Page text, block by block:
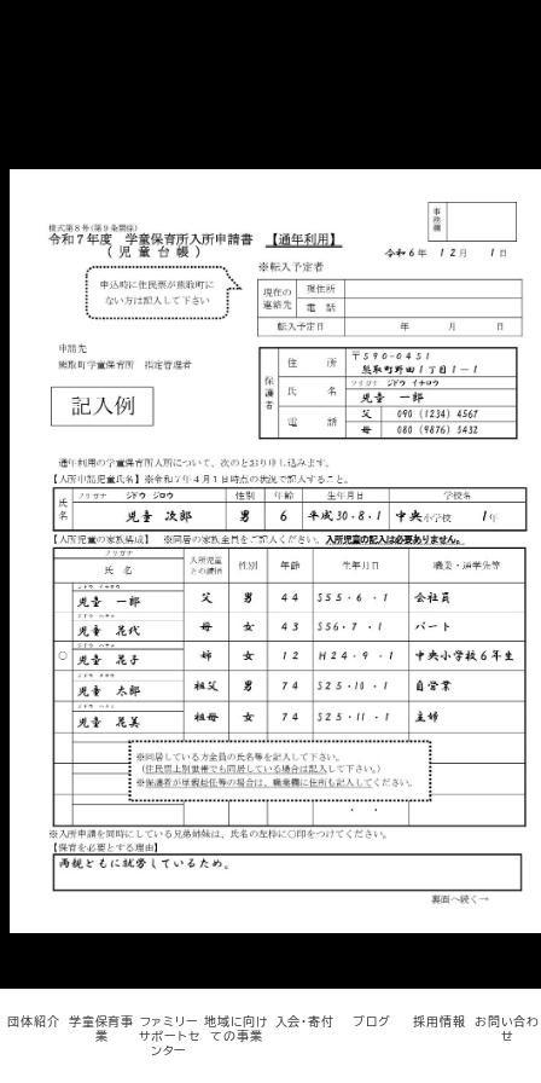
メ
イ
ン
コ
ン
テ
ン
ツ
へ
団体紹介 学童保育事
業
ファミリー
サポートセ
ンター
地域に向け
ての事業
入会・寄付 ブログ 採用情報 お問い合わ
せ